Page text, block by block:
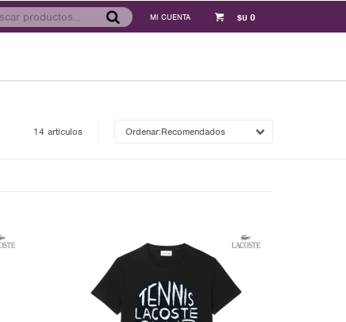
$U 0
14 artículos Recomendados